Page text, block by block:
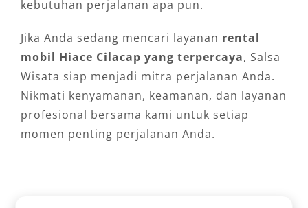
kebutuhan perjalanan apa pun.
Jika Anda sedang mencari layanan rental
mobil Hiace Cilacap yang terpercaya, Salsa
Wisata siap menjadi mitra perjalanan Anda.
Nikmati kenyamanan, keamanan, dan layanan
profesional bersama kami untuk setiap
momen penting perjalanan Anda.